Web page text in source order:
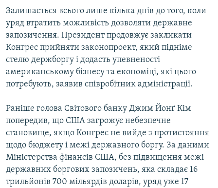
Залишається всього лише кілька днів до того, коли
уряд втратить можливість дозволяти державне
запозичення. Президент продовжує закликати
Конгрес прийняти законопроект, який підніме
стелю держборгу і додасть упевненості
американському бізнесу та економіці, які цього
потребують, заявив співробітник адміністрації.
Раніше голова Світового банку Джим Йонґ Кім
попередив, що США загрожує небезпечне
становище, якщо Конгрес не вийде з протистояння
щодо бюджету і межі державного боргу. За даними
Міністерства фінансів США, без підвищення межі
державних боргових запозичень, яка складає 16
трильйонів 700 мільярдів доларів, уряд уже 17